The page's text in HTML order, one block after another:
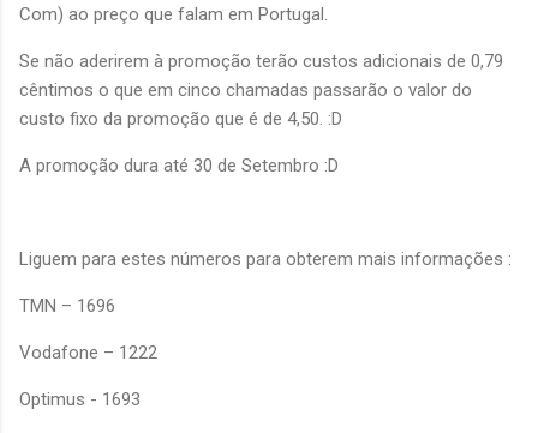
Com) ao preço que falam em Portugal.
Se não aderirem à promoção terão custos adicionais de 0,79
cêntimos o que em cinco chamadas passarão o valor do
custo fixo da promoção que é de 4,50. :D
A promoção dura até 30 de Setembro :D
Liguem para estes números para obterem mais informações :
TMN – 1696
Vodafone – 1222
Optimus - 1693